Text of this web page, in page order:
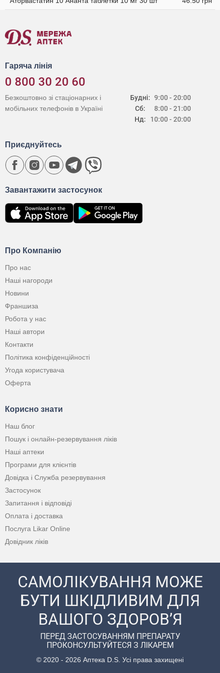
Гаряча лінія
0 800 30 20 60
Будні:
Сб:
Нд:
9:00 - 20:00
8:00 - 21:00
10:00 - 20:00
Безкоштовно зі стаціонарних і
мобільних телефонів в Україні
Про Компанію
Про нас
Наші нагороди
Новини
Франшиза
Робота у нас
Наші автори
Контакти
Політика конфіденційності
Угода користувача
Оферта
Корисно знати
Наш блог
Пошук і онлайн-резервування ліків
Наші аптеки
Програми для клієнтів
Довідка і Служба резервування
Застосунок
Запитання і відповіді
Оплата і доставка
Послуга Likar Online
Довідник ліків
Завантажити застосунок
Приєднуйтесь
САМОЛІКУВАННЯ МОЖЕ
БУТИ ШКІДЛИВИМ ДЛЯ
ВАШОГО ЗДОРОВ’Я
ПЕРЕД ЗАСТОСУВАННЯМ ПРЕПАРАТУ
ПРОКОНСУЛЬТУЙТЕСЯ З ЛІКАРЕМ
© 2020 - 2026 Аптека D.S. Усі права захищені